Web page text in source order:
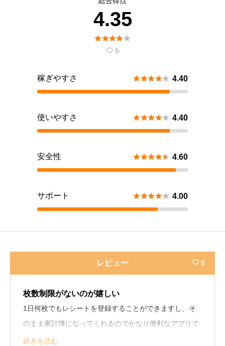
4.35

 5
稼ぎやすさ  4.40
使いやすさ  4.40
安全性  4.60
サポート  4.00
レビュー  5
枚数制限がないのが嬉しい
1日何枚でもレシートを登録することができますし、そ
のまま家計簿になってくれるのでかなり便利なアプリで
す。レシートがない日でもガラポンをすることができる
続きを読む